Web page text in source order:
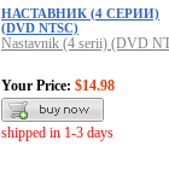
НАСТАВНИК (4 СЕРИИ)
(DVD NTSC)
Nastavnik (4 serii) (DVD
Your Price: $14.98
shipped in 1-3 days